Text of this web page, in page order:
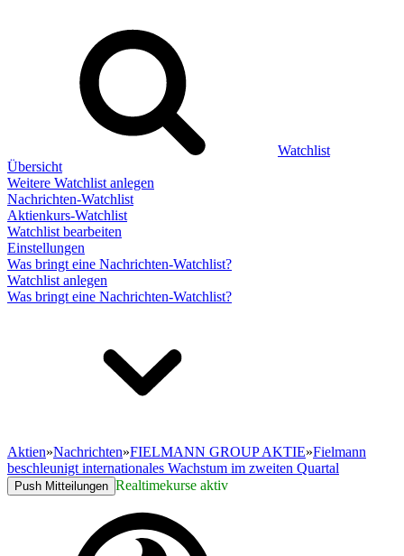
Watchlist
Übersicht
Weitere Watchlist anlegen
Nachrichten-Watchlist
Aktienkurs-Watchlist
Watchlist bearbeiten
Einstellungen
Was bringt eine Nachrichten-Watchlist?
Watchlist anlegen
Was bringt eine Nachrichten-Watchlist?
Aktien»Nachrichten»FIELMANN GROUP AKTIE»Fielmann
beschleunigt internationales Wachstum im zweiten Quartal
Push Mitteilungen Realtimekurse aktiv